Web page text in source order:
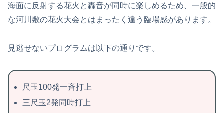
海面に反射する花火と轟音が同時に楽しめるため、一般的
な河川敷の花火大会とはまったく違う臨場感があります。
見逃せないプログラムは以下の通りです。
尺玉100発一斉打上
三尺玉2発同時打上